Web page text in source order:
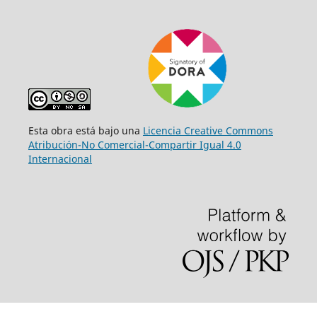
Esta obra está bajo una Licencia Creative Commons
Atribución-No Comercial-Compartir Igual 4.0
Internacional